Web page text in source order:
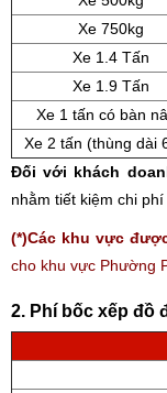
Xe 750kg
Xe 1.4 Tấn
Xe 1.9 Tấn
Xe 1 tấn có bàn
Xe 2 tấn (thùng dài
Đối với khách
nhằm tiết kiệm chi
(*)Các khu vực
cho khu vực Phường
2. Phí bốc xếp đồ